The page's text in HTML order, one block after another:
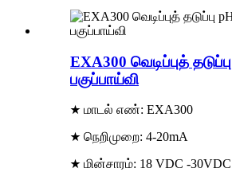
EXA300 வெடிப்புத்
பகுப்பாய்வி
★ மாடல் எண்: EXA300
★ நெறிமுறை: 4-20mA
★ மின்சாரம்: 18 VDC -30VDC